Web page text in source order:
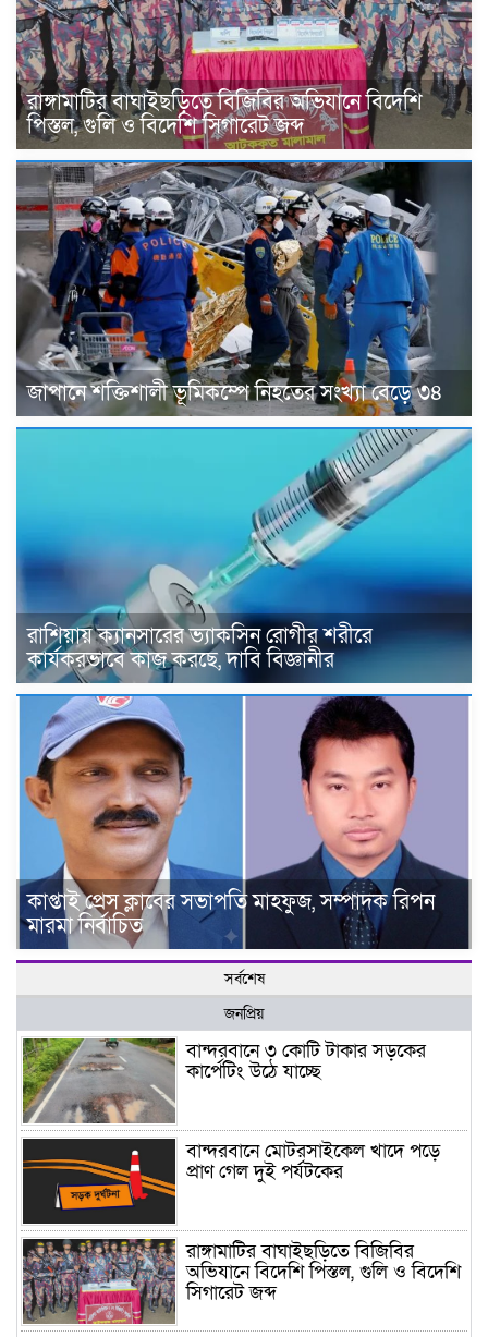
রাঙ্গামাটির বাঘাইছড়িতে বিজিবির অভিযানে বিদেশি
পিস্তল, গুলি ও বিদেশি সিগারেট জব্দ
জাপানে শক্তিশালী ভূমিকম্পে নিহতের সংখ্যা বেড়ে ৩৪
রাশিয়ায় ক্যানসারের ভ্যাকসিন রোগীর শরীরে
কার্যকরভাবে কাজ করছে, দাবি বিজ্ঞানীর
কাপ্তাই প্রেস ক্লাবের সভাপতি মাহফুজ, সম্পাদক রিপন
মারমা নির্বাচিত
সর্বশেষ
জনপ্রিয়
বান্দরবানে ৩ কোটি টাকার সড়কের
কার্পেটিং উঠে যাচ্ছে
বান্দরবানে মোটরসাইকেল খাদে পড়ে
প্রাণ গেল দুই পর্যটকের
রাঙ্গামাটির বাঘাইছড়িতে বিজিবির
অভিযানে বিদেশি পিস্তল, গুলি ও বিদেশি
সিগারেট জব্দ